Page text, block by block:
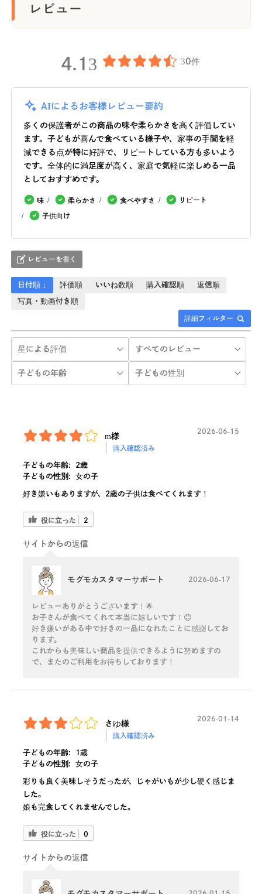
レビュー
4.13 30件
AIによるお客様レビュー要約
多くの保護者がこの商品の味や柔らかさを高く評価してい
ます。子どもが喜んで食べている様子や、家事の手間を軽
減できる点が特に好評で、リピートしている方も多いよう
です。全体的に満足度が高く、家庭で気軽に楽しめる一品
としておすすめです。
味 柔らかさ 食べやすさ リピート
子供向け
レビューを書く
詳細フィルター
日付順 ↓ 評価順 いいね数順 購入確認順 返信順
写真・動画付き順
m様
購入確認済み
2026-06-15
子どもの年齢:
2歳
子どもの性別:
女の子
好き嫌いもありますが、2歳の子供は食べてくれます！
役に立った 2
サイトからの返信
モグモカスタマーサポート 2026-06-17
レビューありがとうございます！🌟
お子さんが食べてくれて本当に嬉しいです！😊
好き嫌いがある中で好きの一品になれたことに感謝してお
ります。
これからも美味しい商品を提供できるように努めますの
で、またのご利用をお待ちしております！
さゆ様
購入確認済み
2026-01-14
子どもの年齢:
1歳
子どもの性別:
女の子
彩りも良く美味しそうだったが、じゃがいもが少し硬く感じま
した。
娘も完食してくれませんでした。
役に立った 0
サイトからの返信